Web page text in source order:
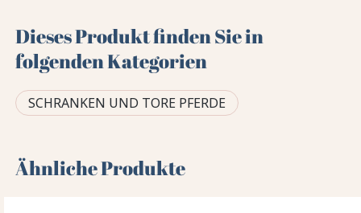
Dieses Produkt finden Sie in
folgenden Kategorien
SCHRANKEN UND TORE PFERDE
Ähnliche Produkte